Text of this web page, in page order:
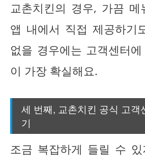
교촌치킨의 경우, 가끔 메
앱 내에서 직접 제공하기
없을 경우에는 고객센터
이 가장 확실해요.
세 번째, 교촌치킨 공식 고객
기
조금 복잡하게 들릴 수 있